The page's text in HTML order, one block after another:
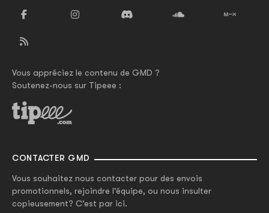
Vous appréciez le contenu de GMD ?
Soutenez-nous sur Tipeee :
CONTACTER GMD
Vous souhaitez nous contacter pour des envois
promotionnels, rejoindre l'équipe, ou nous insulter
copieusement? C'est par ici.